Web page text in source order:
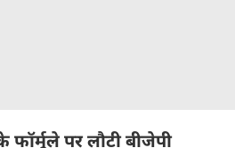
पर लौटी बीजेपी